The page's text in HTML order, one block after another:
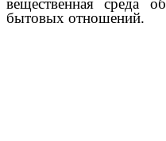
вещественная среда
бытовых отношений.